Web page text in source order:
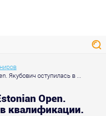
Якубович оступилась в ...
Open.
квалификации.